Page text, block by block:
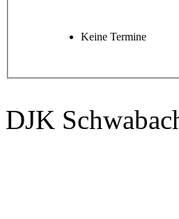
Keine Termine
DJK